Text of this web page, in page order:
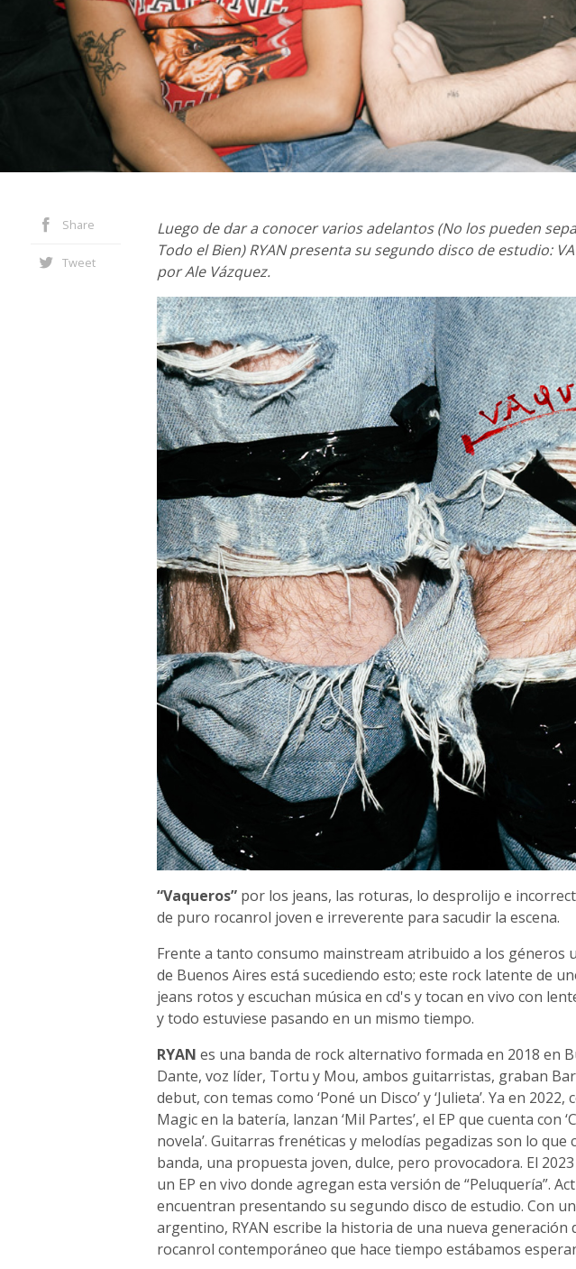
Share
Tweet
Luego de dar a conocer varios adelantos (No los pueden
Todo el Bien) RYAN presenta su segundo disco de estudio:
por Ale Vázquez.
“Vaqueros”por los jeans, las roturas, lo desprolijo e
de puro rocanrol joven e irreverente para sacudir la escena.
Frente a tanto consumo mainstream atribuido a los géneros
de Buenos Aires está sucediendo esto; este rock latente de
jeans rotos y escuchan música en cd's y tocan en vivo con
y todo estuviese pasando en un mismo tiempo.
RYAN es una banda de rock alternativo formada en 2018 en
Dante, voz líder, Tortu y Mou, ambos guitarristas, graban
debut, con temas como ‘Poné un Disco’ y ‘Julieta’. Ya en
Magic en la batería, lanzan ‘Mil Partes’, el EP que cuenta con
novela’. Guitarras frenéticas y melodías pegadizas son lo que
banda, una propuesta joven, dulce, pero provocadora. El
un EP en vivo donde agregan esta versión de “Peluquería”.
encuentran presentando su segundo disco de estudio. Con
argentino, RYAN escribe la historia de una nueva generación
rocanrol contemporáneo que hace tiempo estábamos